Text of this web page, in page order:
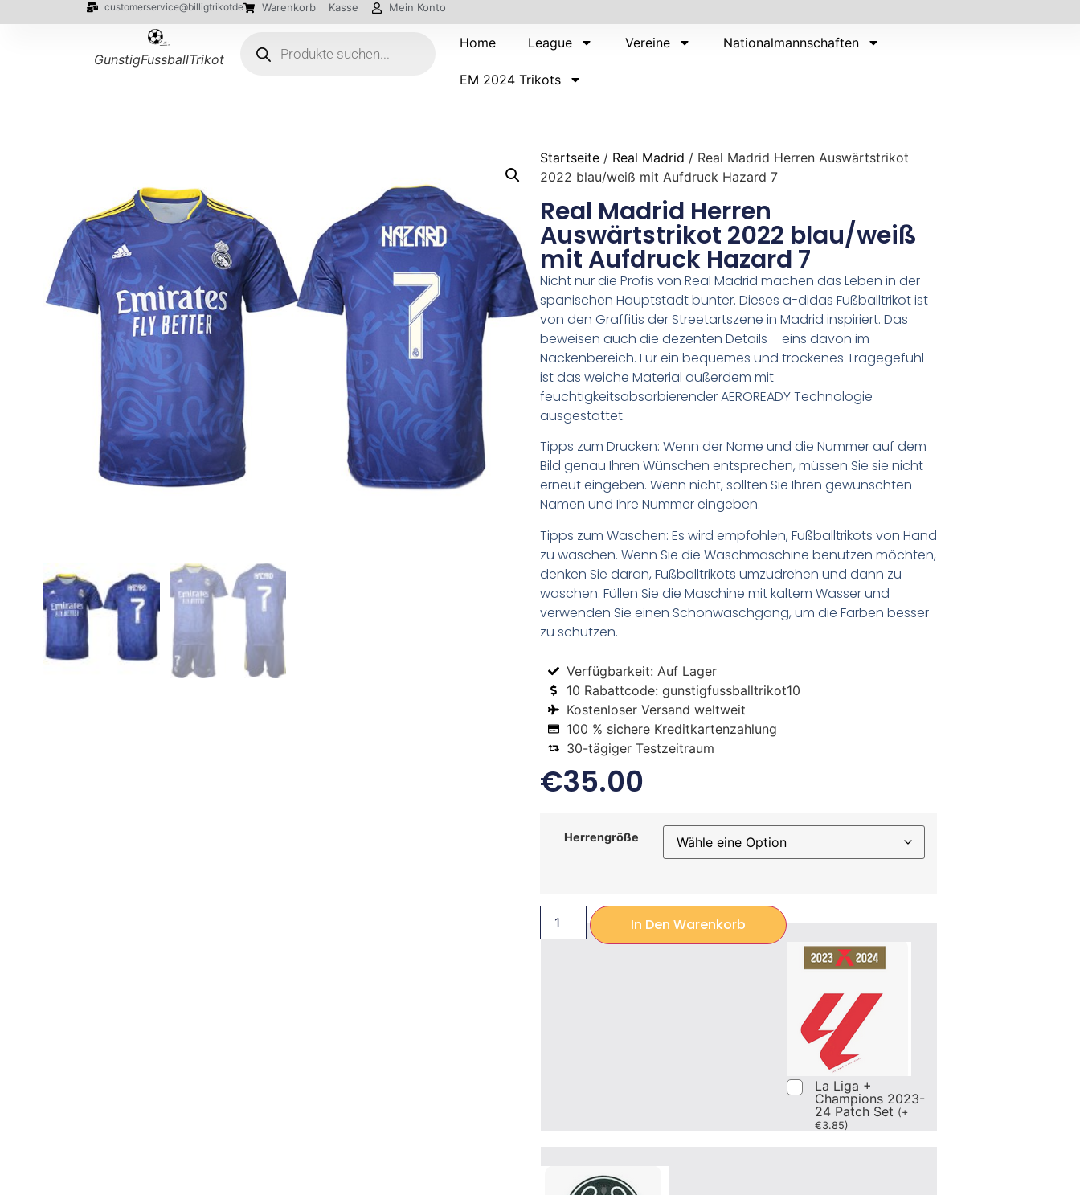
customerservice@billigtrikotde Warenkorb Kasse Mein Konto
GunstigFussballTrikot
Home League Vereine Nationalmannschaften
EM 2024 Trikots
Startseite / Real Madrid / Real Madrid Herren Auswärtstrikot
2022 blau/weiß mit Aufdruck Hazard 7
Real Madrid Herren
Auswärtstrikot 2022 blau/weiß
mit Aufdruck Hazard 7
Nicht nur die Profis von Real Madrid machen das Leben in der
spanischen Hauptstadt bunter. Dieses a-didas Fußballtrikot ist
von den Graffitis der Streetartszene in Madrid inspiriert. Das
beweisen auch die dezenten Details – eins davon im
Nackenbereich. Für ein bequemes und trockenes Tragegefühl
ist das weiche Material außerdem mit
feuchtigkeitsabsorbierender AEROREADY Technologie
ausgestattet.
Tipps zum Drucken: Wenn der Name und die Nummer auf dem
Bild genau Ihren Wünschen entsprechen, müssen Sie sie nicht
erneut eingeben. Wenn nicht, sollten Sie Ihren gewünschten
Namen und Ihre Nummer eingeben.
Tipps zum Waschen: Es wird empfohlen, Fußballtrikots von Hand
zu waschen. Wenn Sie die Waschmaschine benutzen möchten,
denken Sie daran, Fußballtrikots umzudrehen und dann zu
waschen. Füllen Sie die Maschine mit kaltem Wasser und
verwenden Sie einen Schonwaschgang, um die Farben besser
zu schützen.
Verfügbarkeit: Auf Lager
10 Rabattcode: gunstigfussballtrikot10
Kostenloser Versand weltweit
100 % sichere Kreditkartenzahlung
30-tägiger Testzeitraum
€35.00
Herrengröße
In Den Warenkorb
La Liga +
Champions 2023-
24 Patch Set (+
€3.85)